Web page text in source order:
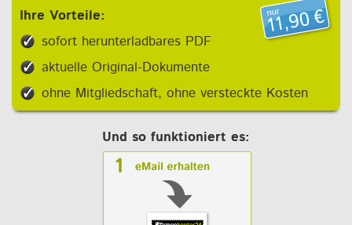
Ihre Vorteile:
sofort herunterladbares PDF
aktuelle Original-Dokumente
ohne Mitgliedschaft, ohne versteckte Kosten
Und so funktioniert es: